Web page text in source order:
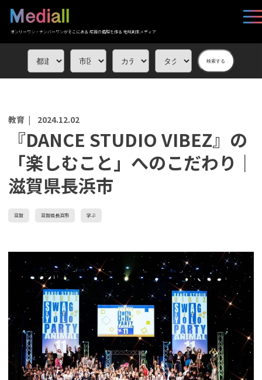
オンリーワン・ナンバーワンがそこにある 応援の循環を作る 地域創生メディア
検索する
教育 | 2024.12.02
『DANCE STUDIO VIBEZ』の
「楽しむこと」へのこだわり｜
滋賀県長浜市
滋賀 滋賀県長浜市 学ぶ